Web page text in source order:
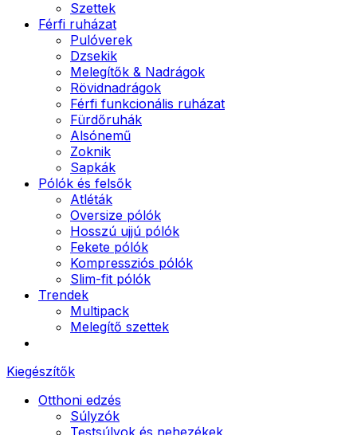
Szettek
Férfi ruházat
Pulóverek
Dzsekik
Melegítők & Nadrágok
Rövidnadrágok
Férfi funkcionális ruházat
Fürdőruhák
Alsónemű
Zoknik
Sapkák
Pólók és felsők
Atléták
Oversize pólók
Hosszú ujjú pólók
Fekete pólók
Kompressziós pólók
Slim-fit pólók
Trendek
Multipack
Melegítő szettek
Kiegészítők
Otthoni edzés
Súlyzók
Testsúlyok és nehezékek